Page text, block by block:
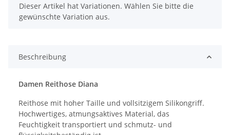
x
Dieser Artikel hat Variationen. Wählen Sie bitte die
gewünschte Variation aus.
Beschreibung
Damen Reithose Diana
Reithose mit hoher Taille und vollsitzigem Silikongriff.
Hochwertiges, atmungsaktives Material, das
Feuchtigkeit transportiert und schmutz- und